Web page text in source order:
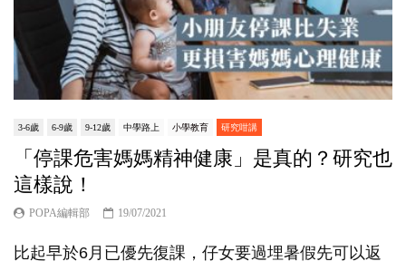
3-6歲 6-9歲 9-12歲 中學路上 小學教育 研究咁講
「停課危害媽媽精神健康」是真的？研究也
這樣說！
POPA編輯部 19/07/2021
比起早於6月已優先復課，仔女要過埋暑假先可以返